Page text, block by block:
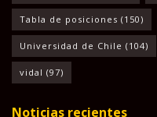
Tabla de posiciones (150)
Universidad de Chile (104)
vidal (97)
Noticias recientes